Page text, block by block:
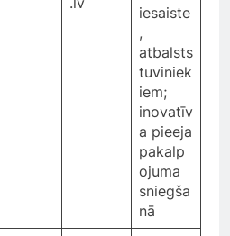
iesaiste
,
atbalsts
tuviniek
iem;
inovatīv
a pieeja
pakalp
ojuma
sniegša
nā